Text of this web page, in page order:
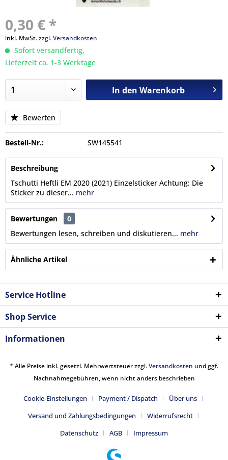
0,30 € *
inkl. MwSt.zzgl. Versandkosten
Sofort versandfertig,
Lieferzeit ca. 1-3 Werktage
In den Warenkorb
Bewerten
Bestell-Nr.: SW145541
Beschreibung
Tschutti Heftli EM 2020 (2021) Einzelsticker Achtung: Die
Sticker zu dieser... mehr
Bewertungen
0
Bewertungen lesen, schreiben und diskutieren... mehr
Ähnliche Artikel
Service Hotline
Shop Service
Informationen
* Alle Preise inkl. gesetzl. Mehrwertsteuer zzgl.Versandkosten und ggf.
Nachnahmegebühren, wenn nicht anders beschrieben
Cookie-Einstellungen Payment / Dispatch
Über uns
Versand und Zahlungsbedingungen
Widerrufsrecht
Datenschutz
AGB Impressum